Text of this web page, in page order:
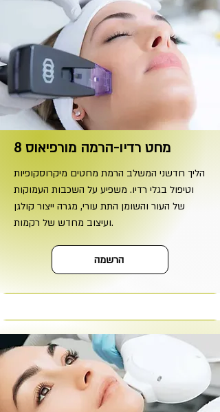
מחט רדיו-הרמה מורפיאוס 8
הליך חדשני המשלב הרמת מחטים מיקרוסקופיות
וטיפול בגלי רדיו. משפיע על השכבות העמוקות
של העור והשומן התת עורי, מגרה ייצור קולגן
ועיצוב מחדש של רקמות.
הרשמה